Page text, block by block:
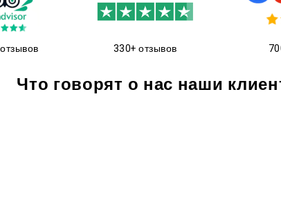
330+ отзывов
Что говорят о нас наши